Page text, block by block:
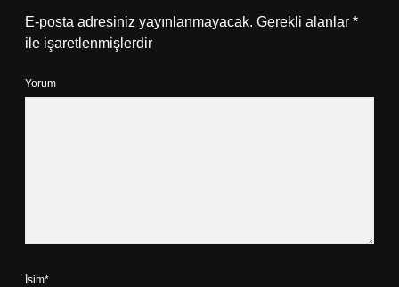
E-posta adresiniz yayınlanmayacak. Gerekli alanlar *
ile işaretlenmişlerdir
Yorum
İsim*